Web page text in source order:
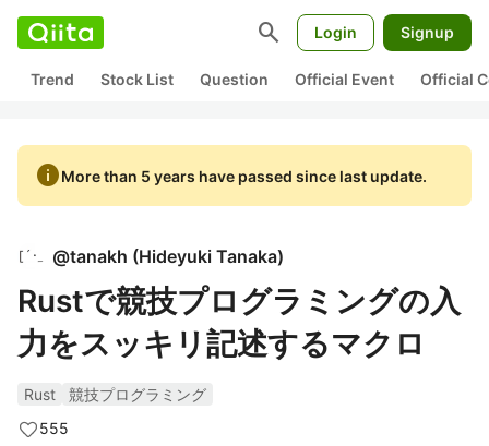
search Login Signup
Trend Stock List Question Official Event Official
infoMore than 5 years have passed since last update.
@tanakh (Hideyuki Tanaka)
Rustで競技プログラミングの入
力をスッキリ記述するマクロ
Rust
競技プログラミング
555